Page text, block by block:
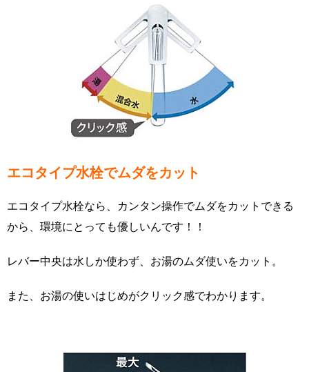
エコタイプ水栓でムダをカット
エコタイプ水栓なら、カンタン操作でムダをカットできる
から、環境にとっても優しいんです！！
レバー中央は水しか使わず、お湯のムダ使いをカット。
また、お湯の使いはじめがクリック感でわかります。